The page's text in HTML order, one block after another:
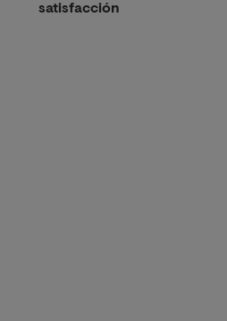
satisfacción